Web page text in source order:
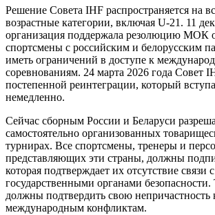
Решение Совета IHF распространяется на
возрастные категории, включая U-21. 11
организация поддержала резолюцию МОК
спортсмены с российским и белорусским
иметь ограничений в доступе к
соревнованиям. 24 марта 2026 года Совет
постепенной реинтеграции, который
немедленно.
Сейчас сборным России и Беларуси
самостоятельно организованных
турнирах. Все спортсмены, тренеры и
представляющих эти страны, должны
которая подтверждает их отсутствие
государственными органами
должны подтвердить свою
международным конфликтам.